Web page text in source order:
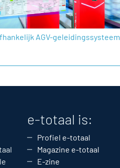
AGV-geleidingssysteem
e-totaal is:
Profiel e-totaal
Magazine e-totaal
E-zine